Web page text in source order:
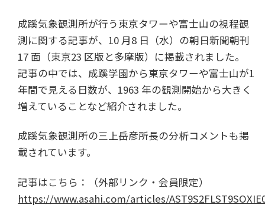
成蹊気象観測所が行う東京タワーや富士山の視程観
測に関する記事が、10 月8 日（水）の朝日新聞朝刊
17 面（東京23 区版と多摩版）に掲載されました。
記事の中では、成蹊学園から東京タワーや富士山が1
年間で見える日数が、1963 年の観測開始から大きく
増えていることなど紹介されました。
成蹊気象観測所の三上岳彦所長の分析コメントも掲
載されています。
記事はこちら：（外部リンク・会員限定）
https://www.asahi.com/articles/